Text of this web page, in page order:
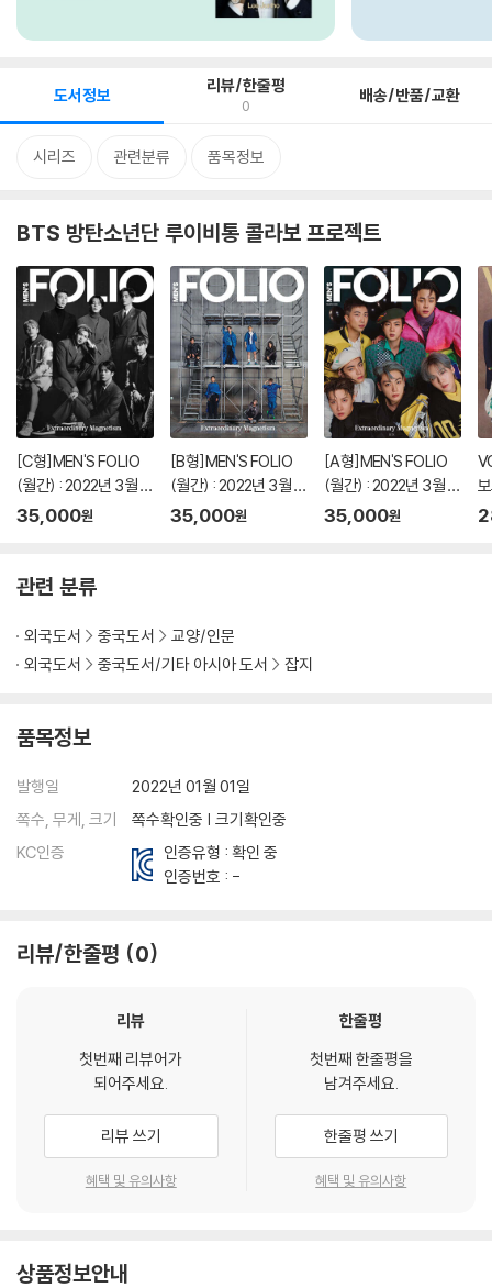
도서정보 리뷰/한줄평
0 배송/반품/교환
시리즈 관련분류 품목정보
BTS 방탄소년단 루이비통 콜라보 프로젝트
[C형]MEN'S FOLIO
(월간) : 2022년 3월 :
BTS 방탄소년단 커버
35,000원
[B형]MEN'S FOLIO
(월간) : 2022년 3월 :
BTS 방탄소년단 커버
35,000원
[A형]MEN'S FOLIO
(월간) : 2022년 3월 :
BTS 방탄소년단 커버
35,000원
관련 분류
외국도서 중국도서
교양/인문
외국도서
중국도서/기타 아시아 도서 잡지
품목정보
발행일
2022년 01월 01일
쪽수, 무게, 크기
쪽수확인중 | 크기확인중
KC인증
인증유형 : 확인 중
인증번호 : -
리뷰/한줄평 0
리뷰
첫번째 리뷰어가
되어주세요.
리뷰 쓰기
혜택 및 유의사항
한줄평
첫번째 한줄평을
남겨주세요.
한줄평 쓰기
혜택 및 유의사항
상품정보안내